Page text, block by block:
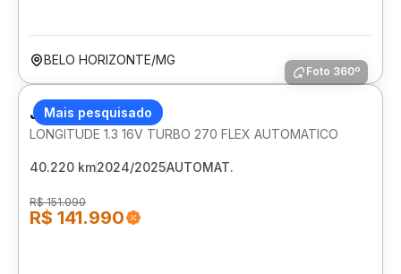
BELO HORIZONTE/MG
Mais pesquisado
Foto 360º
JEEP COMPASS
LONGITUDE 1.3 16V TURBO 270 FLEX AUTOMATICO
40.220 km2024/2025AUTOMAT.
R$ 151.090
R$ 141.990